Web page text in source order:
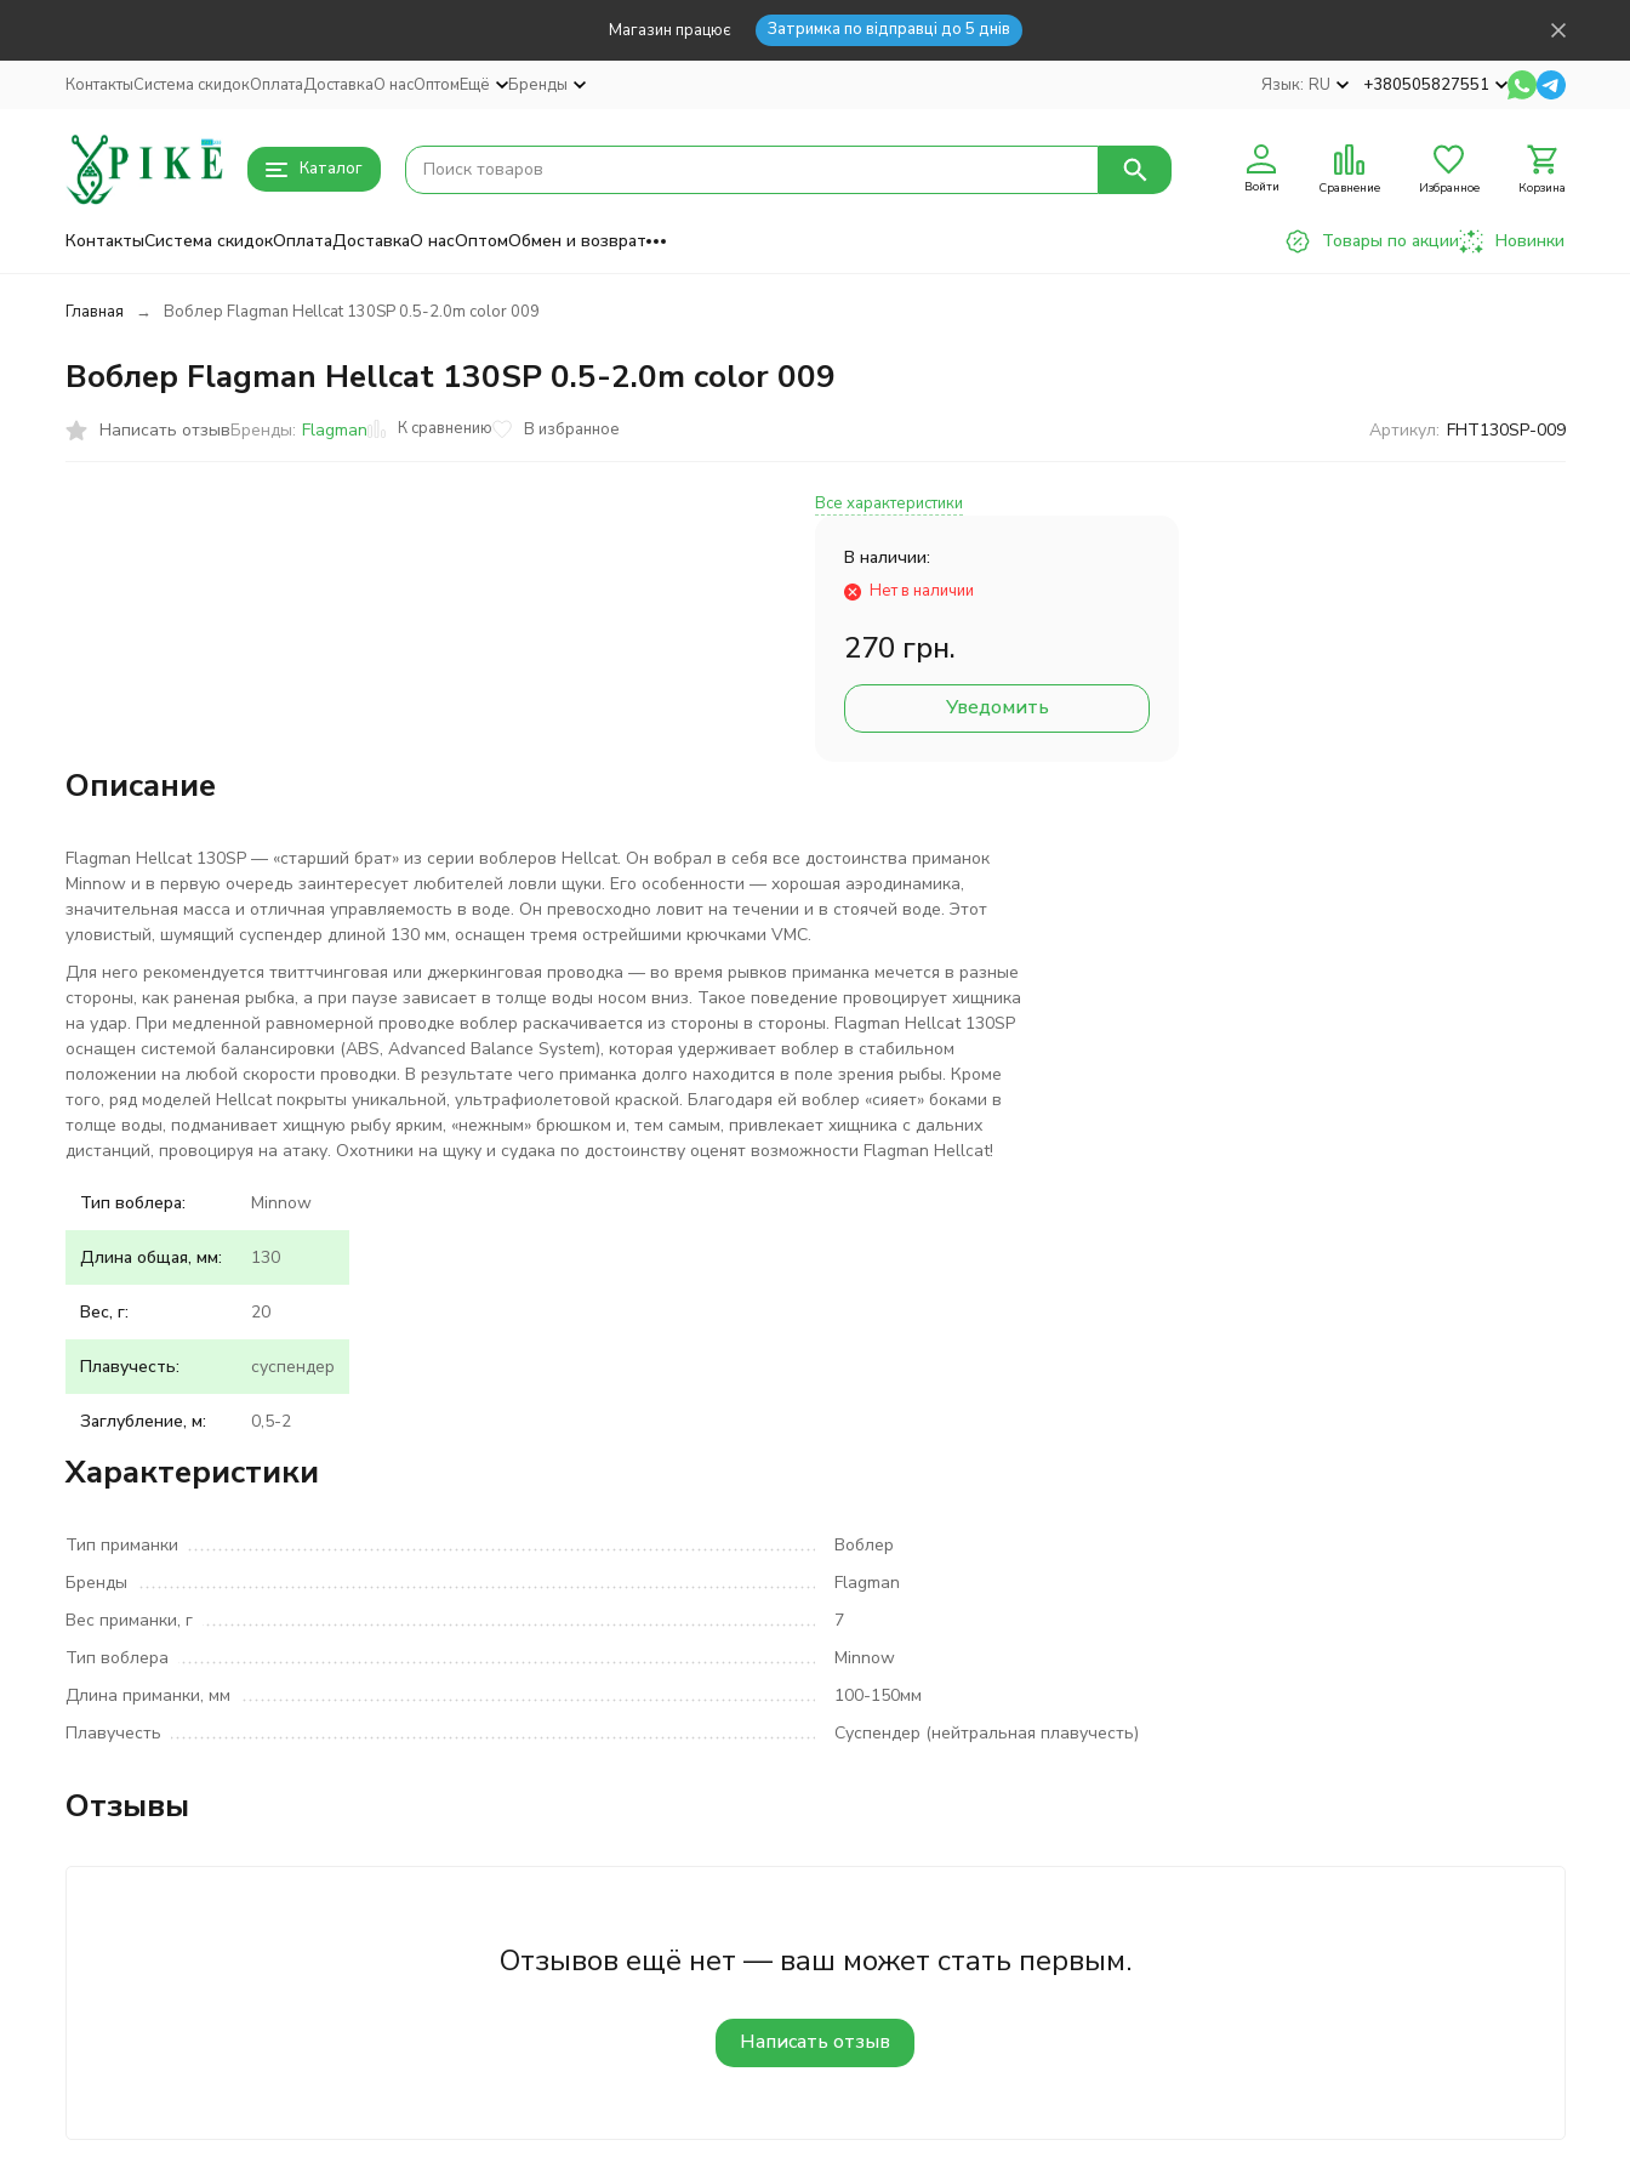
Магазин працює Затримка по відправці до 5 днів
КонтактыСистема скидокОплатаДоставкаО насОптомЕщё Бренды Язык: RU +380505827551
Каталог
Войти Сравнение Избранное Корзина
КонтактыСистема скидокОплатаДоставкаО насОптомОбмен и возврат Товары по акции Новинки
Главная Воблер Flagman Hellcat 130SP 0.5-2.0m color 009
Воблер Flagman Hellcat 130SP 0.5-2.0m color 009
Написать отзывБренды: Flagman К сравнению В избранное Артикул: FHT130SP-009
Все характеристики
В наличии:
Нет в наличии
270 грн.
Уведомить
Описание
Flagman Hellcat 130SP — «старший брат» из серии воблеров Hellcat. Он вобрал в себя все достоинства приманок
Minnow и в первую очередь заинтересует любителей ловли щуки. Его особенности — хорошая аэродинамика,
значительная масса и отличная управляемость в воде. Он превосходно ловит на течении и в стоячей воде. Этот
уловистый, шумящий суспендер длиной 130 мм, оснащен тремя острейшими крючками VMC.
Для него рекомендуется твиттчинговая или джеркинговая проводка — во время рывков приманка мечется в разные
стороны, как раненая рыбка, а при паузе зависает в толще воды носом вниз. Такое поведение провоцирует хищника
на удар. При медленной равномерной проводке воблер раскачивается из стороны в стороны. Flagman Hellcat 130SP
оснащен системой балансировки (ABS, Advanced Balance System), которая удерживает воблер в стабильном
положении на любой скорости проводки. В результате чего приманка долго находится в поле зрения рыбы. Кроме
того, ряд моделей Hellcat покрыты уникальной, ультрафиолетовой краской. Благодаря ей воблер «сияет» боками в
толще воды, подманивает хищную рыбу ярким, «нежным» брюшком и, тем самым, привлекает хищника с дальних
дистанций, провоцируя на атаку. Охотники на щуку и судака по достоинству оценят возможности Flagman Hellcat!
Тип воблера: Minnow
Длина общая, мм: 130
Вес, г: 20
Плавучесть: суспендер
Заглубление, м: 0,5-2
Характеристики
Тип приманки
Воблер
Бренды
Flagman
Вес приманки, г
7
Тип воблера
Minnow
Длина приманки, мм
100-150мм
Плавучесть
Суспендер (нейтральная плавучесть)
Отзывы
Отзывов ещё нет — ваш может стать первым.
Написать отзыв